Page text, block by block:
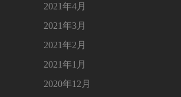
2021年4月
2021年3月
2021年2月
2021年1月
2020年12月